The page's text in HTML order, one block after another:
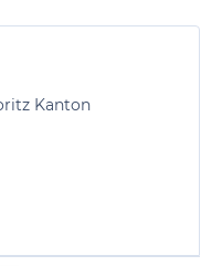
Kanton